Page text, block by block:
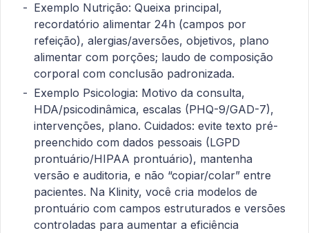
Exemplo Nutrição: Queixa principal,
recordatório alimentar 24h (campos por
refeição), alergias/aversões, objetivos, plano
alimentar com porções; laudo de composição
corporal com conclusão padronizada.
Exemplo Psicologia: Motivo da consulta,
HDA/psicodinâmica, escalas (PHQ-9/GAD-7),
intervenções, plano. Cuidados: evite texto pré-
preenchido com dados pessoais (LGPD
prontuário/HIPAA prontuário), mantenha
versão e auditoria, e não “copiar/colar” entre
pacientes. Na Klinity, você cria modelos de
prontuário com campos estruturados e versões
controladas para aumentar a eficiência